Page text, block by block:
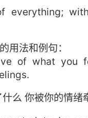
everything;
用法和例句：
of what you
么 你被你的情绪